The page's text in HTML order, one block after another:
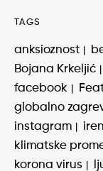
TAGS
anksioznost
Bojana Krkeljić
facebook
globalno
instagram
klimatske
korona virus